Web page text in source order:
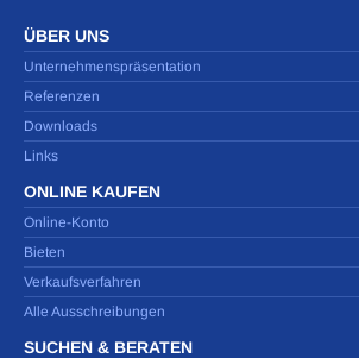
ÜBER UNS
Unternehmenspräsentation
Referenzen
Downloads
Links
ONLINE KAUFEN
Online-Konto
Bieten
Verkaufsverfahren
Alle Ausschreibungen
SUCHEN & BERATEN